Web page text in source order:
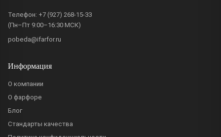
Телефон: +7 (927) 268-15-33
(Пн–Пт 9:00–16:30 МСК)
pobeda@ifarfor.ru
Информация
О компании
О фарфоре
Блог
Стандарты качества